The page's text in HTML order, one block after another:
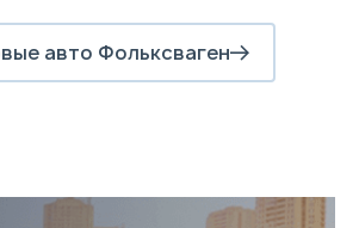
авто Фольксваген